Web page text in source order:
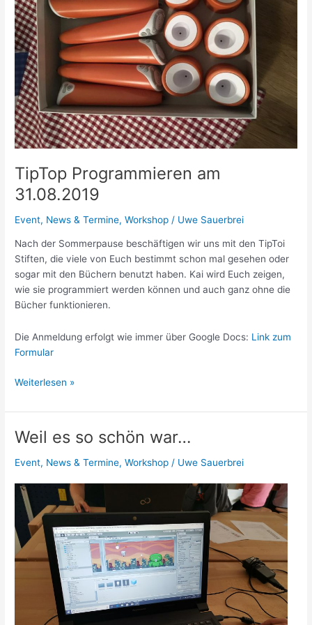
TipTop Programmieren am
31.08.2019
Event, News & Termine,Workshop / Uwe Sauerbrei
Nach der Sommerpause beschäftigen wir uns mit den TipToi
Stiften, die viele von Euch bestimmt schon mal gesehen oder
sogar mit den Büchern benutzt haben. Kai wird Euch zeigen,
wie sie programmiert werden können und auch ganz ohne die
Bücher funktionieren.
Die Anmeldung erfolgt wie immer über Google Docs: Link zum
Formular
TipTop
am
Weiterlesen »
Weil es so schön war…
Event, News & Termine,Workshop / Uwe Sauerbrei